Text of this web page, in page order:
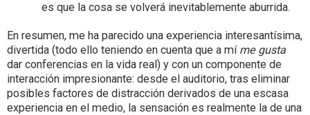
es que la cosa se volverá inevitablemente aburrida.
En resumen, me ha parecido una experiencia interesantísima,
divertida (todo ello teniendo en cuenta que a mí me gusta
dar conferencias en la vida real) y con un componente de
interacción impresionante: desde el auditorio, tras eliminar
posibles factores de distracción derivados de una escasa
experiencia en el medio, la sensación es realmente la de una